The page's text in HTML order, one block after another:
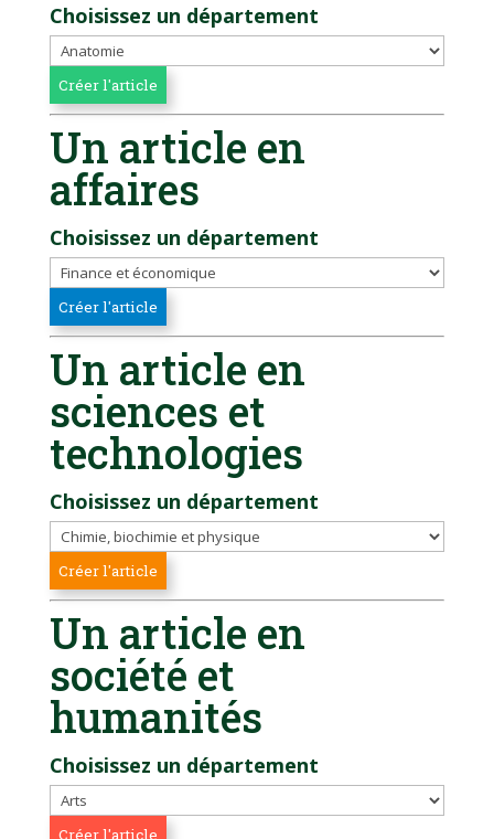
Choisissez un département
Un article en
affaires
Choisissez un département
Un article en
sciences et
technologies
Choisissez un département
Un article en
société et
humanités
Choisissez un département